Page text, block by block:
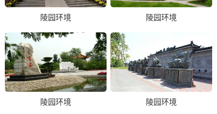
陵园环境 陵园环境
陵园环境 陵园环境